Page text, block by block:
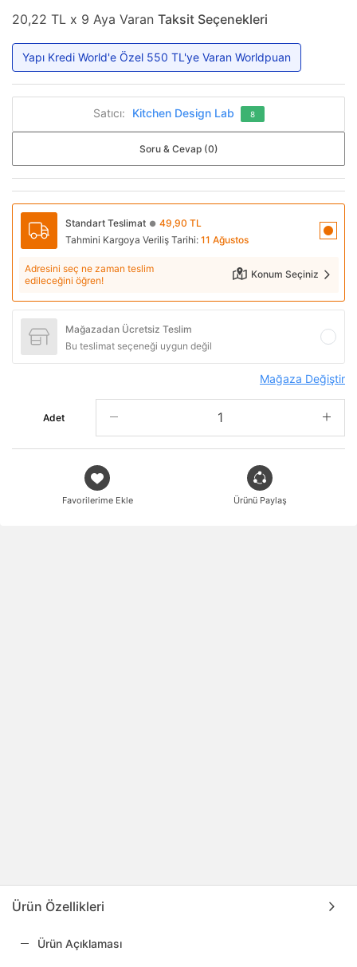
20,22 TL x 9 Aya Varan Taksit Seçenekleri
Yapı Kredi World'e Özel 550 TL'ye Varan Worldpuan
Satıcı: Kitchen Design Lab 8
Soru & Cevap (0)
Standart Teslimat ● 49,90 TL
Tahmini Kargoya Veriliş Tarihi: 11 Ağustos
Adresini seç ne zaman teslim
edileceğini öğren!
Konum Seçiniz
Mağazadan Ücretsiz Teslim
Bu teslimat seçeneği uygun değil
Mağaza Değiştir
Adet
Favorilerime Ekle Ürünü Paylaş
Ürün Özellikleri
Ürün Açıklaması